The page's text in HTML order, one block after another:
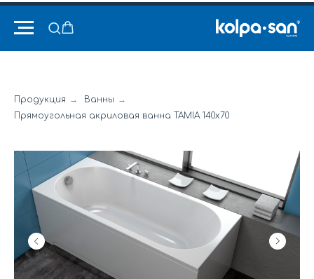
Продукция → Ванны →
Прямоугольная акриловая ванна TAMIA 140x70